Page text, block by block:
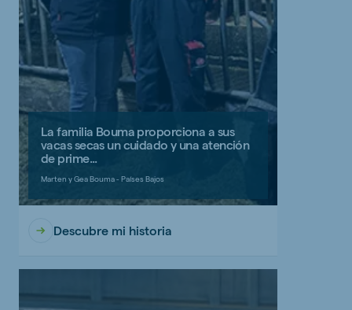
La familia Bouma proporciona a sus
vacas secas un cuidado y una atención
de prime...
Marten y Gea Bouma - Países Bajos
Descubre mi historia